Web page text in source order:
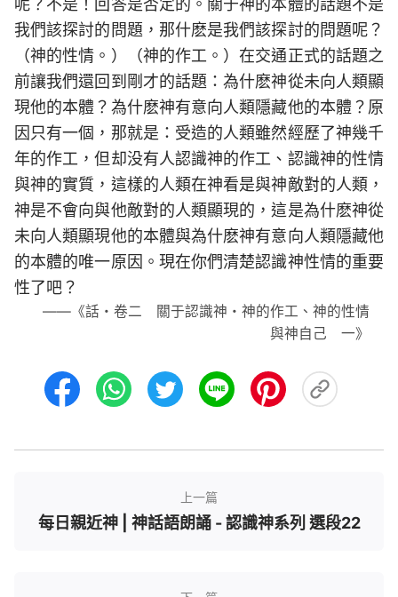
呢？不是！回答是否定的。關于神的本體的話題不是
我們該探討的問題，那什麽是我們該探討的問題呢？
（神的性情。）（神的作工。）在交通正式的話題之
前讓我們還回到剛才的話題：為什麽神從未向人類顯
現他的本體？為什麽神有意向人類隱藏他的本體？原
因只有一個，那就是：受造的人類雖然經歷了神幾千
年的作工，但却没有人認識神的作工、認識神的性情
與神的實質，這樣的人類在神看是與神敵對的人類，
神是不會向與他敵對的人類顯現的，這是為什麽神從
未向人類顯現他的本體與為什麽神有意向人類隱藏他
的本體的唯一原因。現在你們清楚認識神性情的重要
性了吧？
——《話・卷二 關于認識神・神的作工、神的性情
與神自己 一》
上一篇
每日親近神 | 神話語朗誦 - 認識神系列 選段22